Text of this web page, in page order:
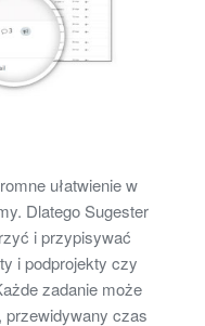
ułatwienie w
Dlatego Sugester
i przypisywać
i podprojekty czy
zadanie może
przewidywany czas